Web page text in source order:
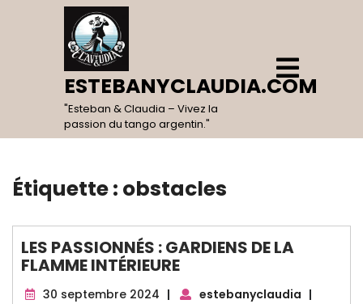
ESTEBANYCLAUDIA.COM
"Esteban & Claudia – Vivez la
passion du tango argentin."
Open
Menu
Étiquette : obstacles
LES PASSIONNÉS : GARDIENS DE LA
FLAMME INTÉRIEURE
30 septembre 2024 30
| estebanyclaudia |